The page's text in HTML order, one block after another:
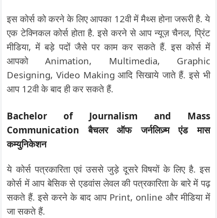
इस कोर्स को करने के लिए आपका 12वी में मैथ्स होना जरूरी है. ये
एक टेक्निकल कोर्स होता है. इसे करने से आप न्यूज़ चैनल, प्रिंट
मीडिया, में बड़े पदों जैसे पर काम कर सकते हैं. इस कोर्स में
आपको Animation, Multimedia, Graphic
Designing, Video Making आदि सिखाये जाते हैं. इसे भी
आप 12वी के बाद ही कर सकते हैं.
Bachelor of Journalism and Mass
Communication बैचलर ऑफ जर्नलिज़्म एंड मास
कम्युनिकेशन
ये कोर्स पत्रकारिता एवं उससे जुड़े दूसरे विषयों के लिए है. इस
कोर्स में आप बेसिक से एडवांस लेवल की पत्रकारिता के बारे में पढ़
सकते हैं. इसे करने के बाद आप Print, online और मीडिया में
जा सकते हैं.